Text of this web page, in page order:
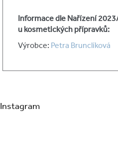
Informace dle Nařízení
u kosmetických přípravků:
Výrobce: Petra Brunclíková
Instagram